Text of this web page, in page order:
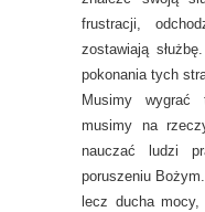
frustracji,
zostawiają
pokonania tych
Musimy
musimy na
nauczać ludzi
poruszeniu
lecz ducha